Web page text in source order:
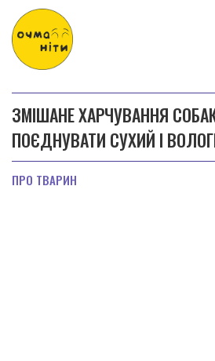
ЗМІШАНЕ ХАРЧУВАННЯ
ПОЄДНУВАТИ СУХИЙ І
ПРО ТВАРИН